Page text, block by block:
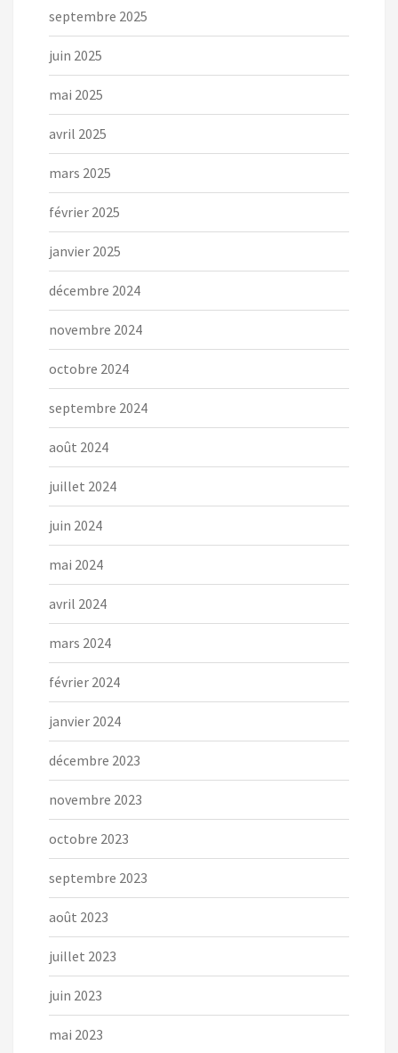
septembre 2025
juin 2025
mai 2025
avril 2025
mars 2025
février 2025
janvier 2025
décembre 2024
novembre 2024
octobre 2024
septembre 2024
août 2024
juillet 2024
juin 2024
mai 2024
avril 2024
mars 2024
février 2024
janvier 2024
décembre 2023
novembre 2023
octobre 2023
septembre 2023
août 2023
juillet 2023
juin 2023
mai 2023